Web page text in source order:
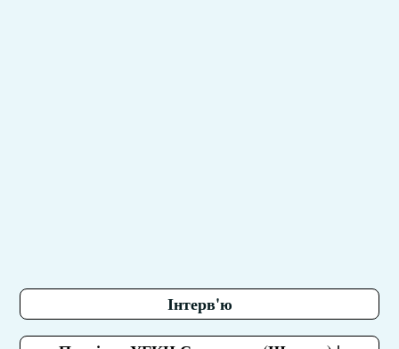
Інтерв'ю